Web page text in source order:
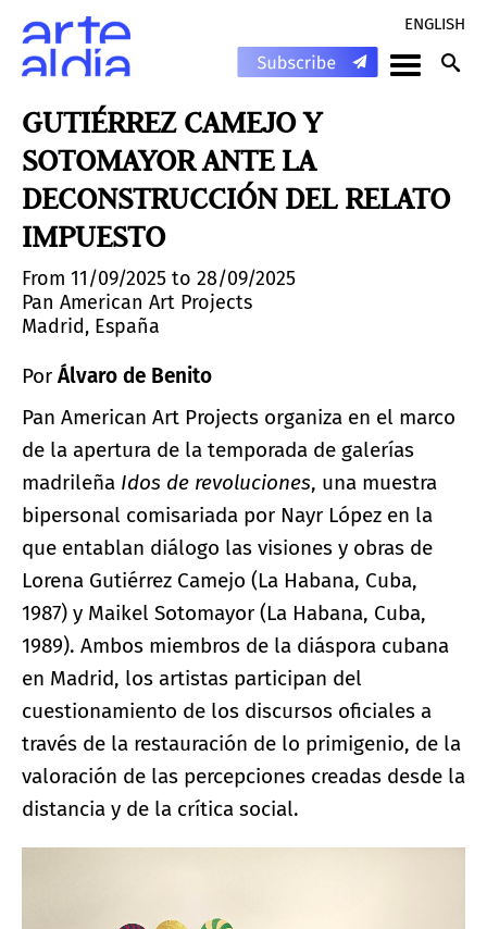
ENGLISH
GUTIÉRREZ CAMEJO Y
SOTOMAYOR ANTE LA
DECONSTRUCCIÓN DEL RELATO
IMPUESTO
From 11/09/2025 to 28/09/2025
Pan American Art Projects
Madrid, España
Por Álvaro de Benito
Pan American Art Projects organiza en el marco
de la apertura de la temporada de galerías
madrileña Idos de revoluciones, una muestra
bipersonal comisariada por Nayr López en la
que entablan diálogo las visiones y obras de
Lorena Gutiérrez Camejo (La Habana, Cuba,
1987) y Maikel Sotomayor (La Habana, Cuba,
1989). Ambos miembros de la diáspora cubana
en Madrid, los artistas participan del
cuestionamiento de los discursos oficiales a
través de la restauración de lo primigenio, de la
valoración de las percepciones creadas desde la
distancia y de la crítica social.